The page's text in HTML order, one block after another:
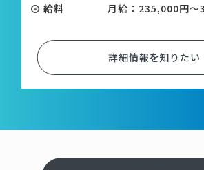
給料
月給：235,000円～
詳細情報を知りたい